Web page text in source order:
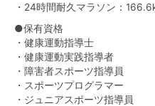
・24時間耐久マラソン：
●保有資格
・健康運動指導士
・健康運動実践指導者
・障害者スポーツ指導員
・スポーツプログラマー
・ジュニアスポーツ指導員